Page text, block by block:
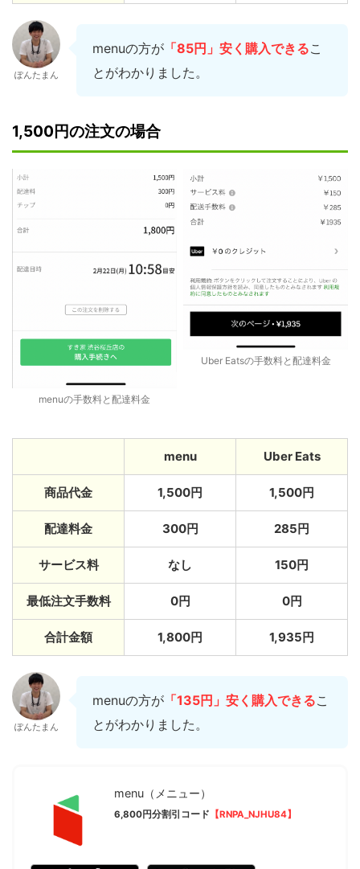
ぽんたまん
menuの方が 「85円」安く購入できるこ
とがわかりました。
1,500円の注文の場合
menuの手数料と配達料金
Uber Eatsの手数料と配達料金
menu Uber Eats
商品代金 1,500円 1,500円
配達料金 300円 285円
サービス料 なし 150円
最低注文手数料 0円 0円
合計金額 1,800円 1,935円
ぽんたまん
menuの方が 「135円」安く購入できるこ
とがわかりました。
menu（メニュー）
6,800円分割引コード 【RNPA_NJHU84】